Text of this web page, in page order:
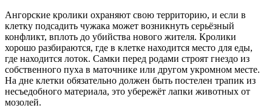
Ангорские кролики охраняют свою территорию, и если в
клетку подсадить чужака может возникнуть серьёзный
конфликт, вплоть до убийства нового жителя. Кролики
хорошо разбираются, где в клетке находится место для еды,
где находится лоток. Самки перед родами строят гнездо из
собственного пуха в маточнике или другом укромном месте.
На дне клетки обязательно должен быть постелен трапик из
несъедобного материала, это убережёт лапки животных от
мозолей.